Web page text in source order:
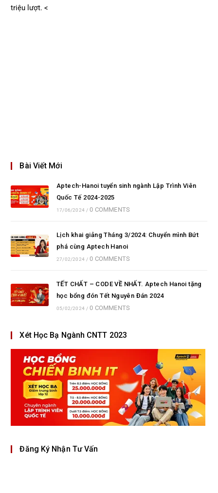
triệu lượt. <
Bài Viết Mới
Aptech-Hanoi tuyển sinh ngành Lập Trình Viên
Quốc Tế 2024-2025
17/06/2024 / 0 COMMENTS
Lịch khai giảng Tháng 3/2024: Chuyển mình Bứt
phá cùng Aptech Hanoi
27/02/2024 / 0 COMMENTS
TẾT CHẤT – CODE VỀ NHẤT. Aptech Hanoi tặng
học bổng đón Tết Nguyên Đán 2024
05/02/2024 / 0 COMMENTS
Xét Học Bạ Ngành CNTT 2023
Đăng Ký Nhận Tư Vấn